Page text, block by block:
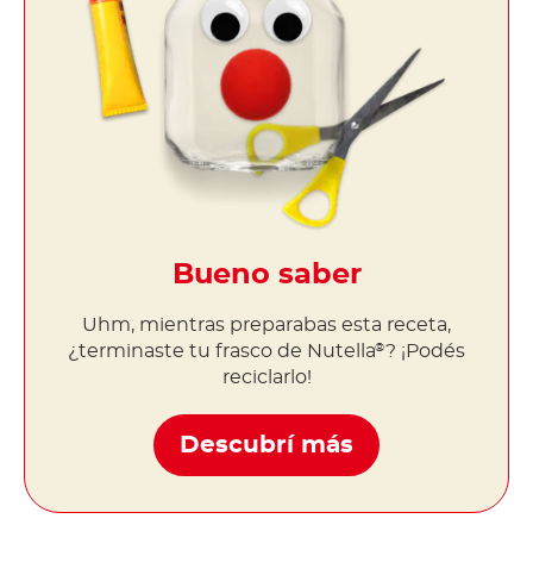
Bueno saber
Uhm, mientras preparabas esta receta,
¿terminaste tu frasco de Nutella®? ¡Podés
reciclarlo!
Descubrí más